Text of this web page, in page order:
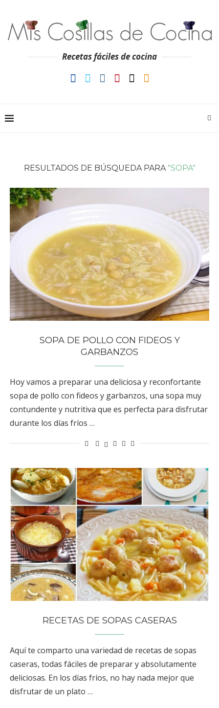
Recetas fáciles de cocina
RESULTADOS DE BÚSQUEDA PARA "SOPA"
SOPA DE POLLO CON FIDEOS Y
GARBANZOS
Hoy vamos a preparar una deliciosa y reconfortante
sopa de pollo con fideos y garbanzos, una sopa muy
contundente y nutritiva que es perfecta para disfrutar
durante los días fríos …
RECETAS DE SOPAS CASERAS
Aquí te comparto una variedad de recetas de sopas
caseras, todas fáciles de preparar y absolutamente
deliciosas. En los días fríos, no hay nada mejor que
disfrutar de un plato …